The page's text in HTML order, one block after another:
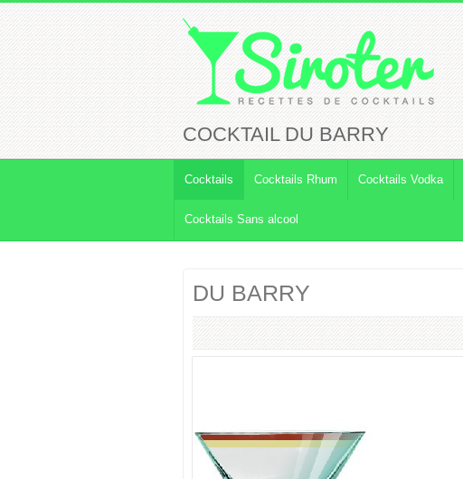
COCKTAIL DU BARRY
Cocktails Cocktails Rhum Cocktails Vodka
Cocktails Sans alcool
DU BARRY